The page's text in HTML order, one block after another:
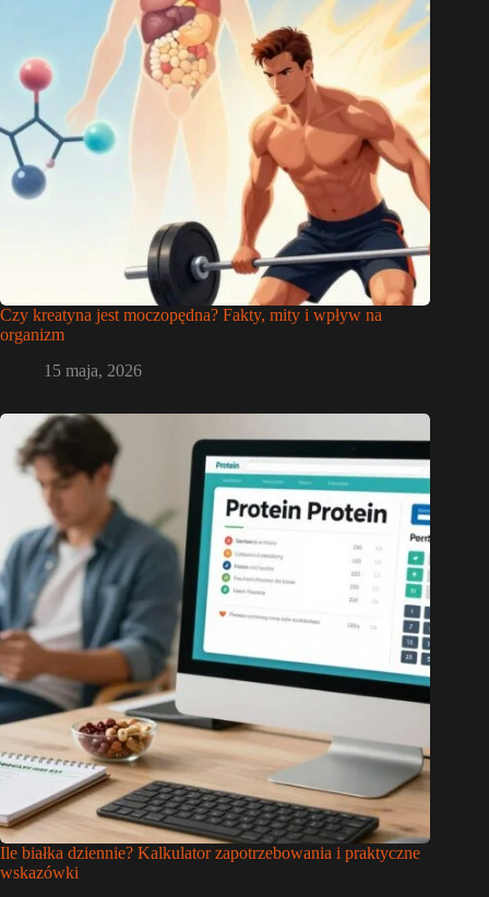
Czy kreatyna jest moczopędna? Fakty, mity i wpływ na
organizm
15 maja, 2026
Ile białka dziennie? Kalkulator zapotrzebowania i praktyczne
wskazówki